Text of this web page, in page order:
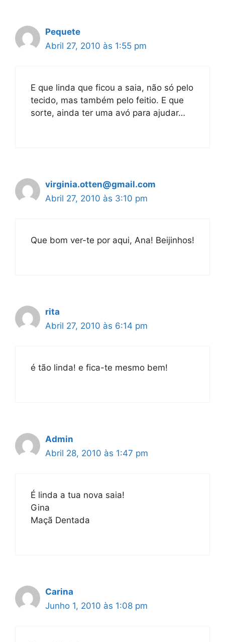
Pequete
Abril 27, 2010 às 1:55 pm
E que linda que ficou a saia, não só pelo
tecido, mas também pelo feitio. E que
sorte, ainda ter uma avó para ajudar…
virginia.otten@gmail.com
Abril 27, 2010 às 3:10 pm
Que bom ver-te por aqui, Ana! Beijinhos!
rita
Abril 27, 2010 às 6:14 pm
é tão linda! e fica-te mesmo bem!
Admin
Abril 28, 2010 às 1:47 pm
É linda a tua nova saia!
Gina
Maçã Dentada
Carina
Junho 1, 2010 às 1:08 pm